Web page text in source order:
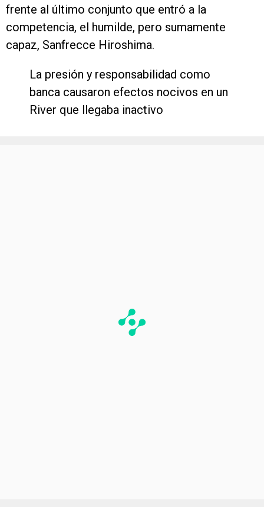
frente al último conjunto que entró a la
competencia, el humilde, pero sumamente
capaz, Sanfrecce Hiroshima.
La presión y responsabilidad como
banca causaron efectos nocivos en un
River que llegaba inactivo